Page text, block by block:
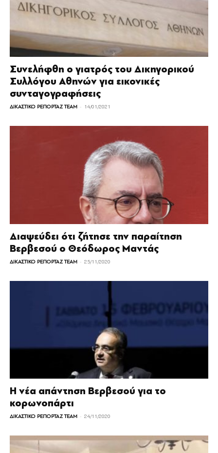
Συνελήφθη ο γιατρός του Δικηγορικού
Συλλόγου Αθηνών για εικονικές
συνταγογραφήσεις
ΔΙΚΑΣΤΙΚΟ ΡΕΠΟΡΤΑΖ TEAM - 14/01/2021
Διαψεύδει ότι ζήτησε την παραίτηση
Βερβεσού ο Θεόδωρος Μαντάς
ΔΙΚΑΣΤΙΚΟ ΡΕΠΟΡΤΑΖ TEAM - 25/11/2020
Η νέα απάντηση Βερβεσού για το
κορωνοπάρτι
ΔΙΚΑΣΤΙΚΟ ΡΕΠΟΡΤΑΖ TEAM - 24/11/2020